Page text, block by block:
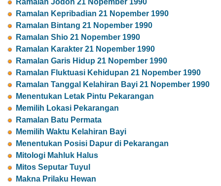
Ramalan Jodoh 21 Nopember 1990
Ramalan Kepribadian 21 Nopember 1990
Ramalan Bintang 21 Nopember 1990
Ramalan Shio 21 Nopember 1990
Ramalan Karakter 21 Nopember 1990
Ramalan Garis Hidup 21 Nopember 1990
Ramalan Fluktuasi Kehidupan 21 Nopember 1990
Ramalan Tanggal Kelahiran Bayi 21 Nopember 1990
Menentukan Letak Pintu Pekarangan
Memilih Lokasi Pekarangan
Ramalan Batu Permata
Memilih Waktu Kelahiran Bayi
Menentukan Posisi Dapur di Pekarangan
Mitologi Mahluk Halus
Mitos Seputar Tuyul
Makna Prilaku Hewan